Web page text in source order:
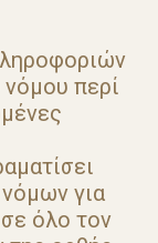
περί
για
όλο τον